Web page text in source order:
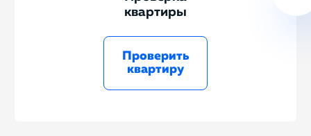
квартиры
Проверить
квартиру